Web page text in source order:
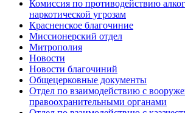
Комиссия по противодействию
наркотической угрозам
Красненское благочиние
Миссионерский отдел
Митрополия
Новости
Новости благочиний
Общецерковные документы
Отдел по взаимодействию с
правоохранительными органами